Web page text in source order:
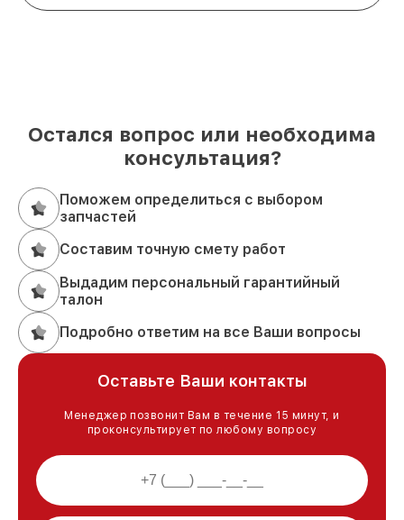
Остался вопрос или необходима
консультация?
Поможем определиться с выбором
запчастей
Составим точную смету работ
Выдадим персональный гарантийный
талон
Подробно ответим на все Ваши вопросы
Оставьте Ваши контакты
Менеджер позвонит Вам в течение 15 минут, и
проконсультирует по любому вопросу